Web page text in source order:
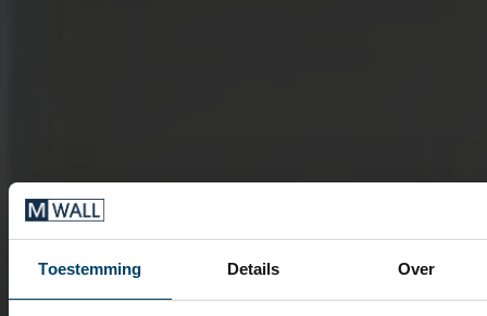
Toestemming Details Over